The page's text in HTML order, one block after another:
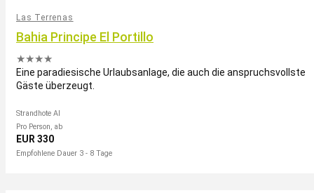
Las Terrenas
Bahia Principe El Portillo
★★★★
Eine paradiesische Urlaubsanlage, die auch die anspruchsvollste
Gäste überzeugt.
Strandhote AI
Pro Person, ab
EUR 330
Empfohlene Dauer 3 - 8 Tage